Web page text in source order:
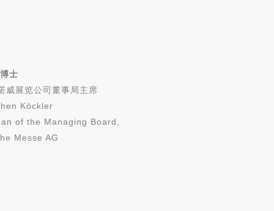
士
威展览公司董事局主席
Köckler
of the Managing Board,
Messe AG